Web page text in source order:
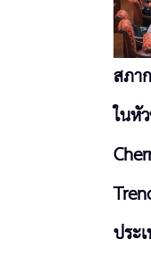
สภา
ในหั
ประ